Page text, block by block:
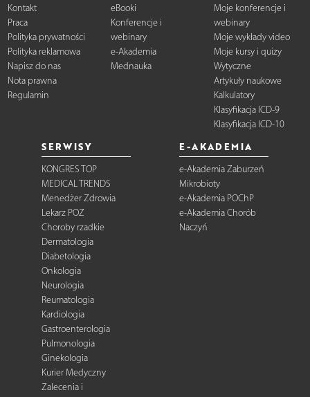
Kontakt
Praca
Polityka prywatności
Polityka reklamowa
Napisz do nas
Nota prawna
Regulamin
eBooki
Konferencje i
webinary
e-Akademia
Mednauka
Moje konferencje i
webinary
Moje wykłady video
Moje kursy i quizy
Wytyczne
Artykuły naukowe
Kalkulatory
Klasyfikacja ICD-9
Klasyfikacja ICD-10
SERWISY
KONGRES TOP
MEDICAL TRENDS
Menedżer Zdrowia
Lekarz POZ
Choroby rzadkie
Dermatologia
Diabetologia
Onkologia
Neurologia
Reumatologia
Kardiologia
Gastroenterologia
Pulmonologia
Ginekologia
Kurier Medyczny
Zalecenia i
E-AKADEMIA
e-Akademia Zaburzeń
Mikrobioty
e-Akademia POChP
e-Akademia Chorób
Naczyń